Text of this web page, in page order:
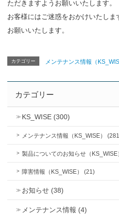
ただきますようお願いいたします。
お客様にはご迷惑をおかけいたしま
お願いいたします。
カテゴリー メンテナンス情報（
カテゴリー
KS_WISE (300)
メンテナンス情報（KS_WISE）
製品についてのお知らせ（KS_WISE
障害情報（KS_WISE） (21)
お知らせ (38)
メンテナンス情報 (4)